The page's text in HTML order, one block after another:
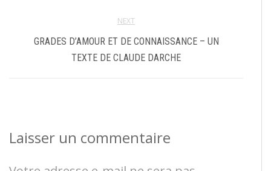
NEXT
GRADES D’AMOUR ET DE CONNAISSANCE – UN
TEXTE DE CLAUDE DARCHE
Laisser un commentaire